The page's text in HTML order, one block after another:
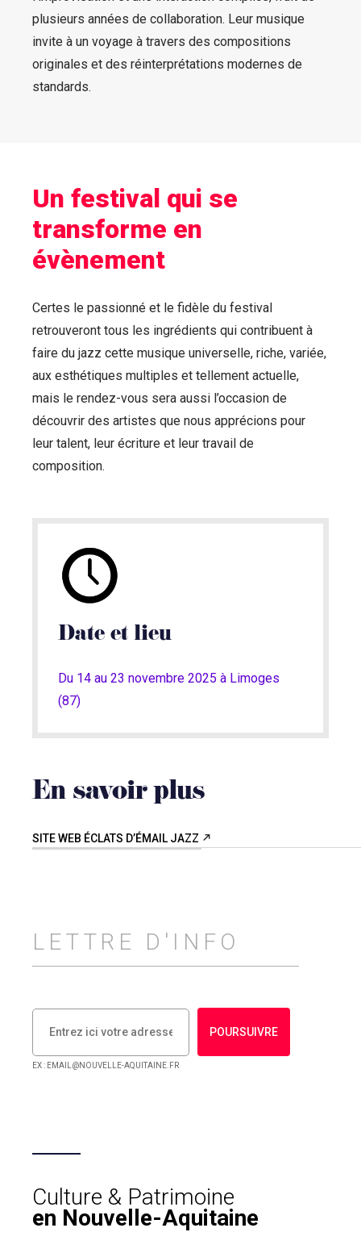
plusieurs années de collaboration. Leur musique
invite à un voyage à travers des compositions
originales et des réinterprétations modernes de
standards.
Un festival qui se
transforme en
évènement
Certes le passionné et le fidèle du festival
retrouveront tous les ingrédients qui contribuent à
faire du jazz cette musique universelle, riche, variée,
aux esthétiques multiples et tellement actuelle,
mais le rendez-vous sera aussi l’occasion de
découvrir des artistes que nous apprécions pour
leur talent, leur écriture et leur travail de
composition.
Date et lieu
Du 14 au 23 novembre 2025 à Limoges
(87)
En savoir plus
SITE WEB ÉCLATS D’ÉMAIL JAZZ
LETTRE D'INFO
POURSUIVRE
EX : EMAIL@NOUVELLE-AQUITAINE.FR
Culture & Patrimoine
en Nouvelle-Aquitaine